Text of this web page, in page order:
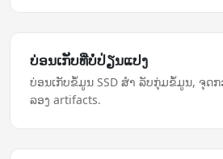
ບ່ອນ​ເກັບ​ທີ່​ບໍ່​ປ່ຽນແປງ
ບ່ອນເກັບຂໍ້ມູນ SSD ສຳ ລັບກຸ່ມຂໍ້ມູນ, ຈຸດ
ລອງ artifacts.